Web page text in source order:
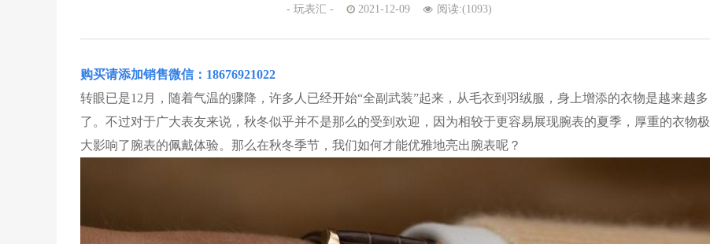
- 玩表汇 - 2021-12-09 阅读:(1093)
购买请添加销售微信：18676921022
转眼已是12月，随着气温的骤降，许多人已经开始“全副武装”起来，从毛衣到羽绒服，身上增添的衣物是越来越多
了。不过对于广大表友来说，秋冬似乎并不是那么的受到欢迎，因为相较于更容易展现腕表的夏季，厚重的衣物极
大影响了腕表的佩戴体验。那么在秋冬季节，我们如何才能优雅地亮出腕表呢？